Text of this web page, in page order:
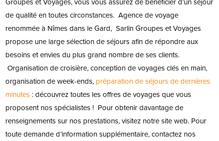
de qualité en toutes circonstances.Agence de voyage
renommée à Nîmes dans le Gard, Sarlin Groupes et Voyages
propose une large sélection de séjours afin de répondre aux
besoins et envies du plus grand nombre de ses clients.
Organisation de croisière, conception de voyages clés en main,
organisation de week-ends, préparation de séjours de dernières
minutes : découvrez toutes les offres de voyages que vous
proposent nos spécialistes ! Pour obtenir davantage de
renseignements sur nos prestations, visitez notre site web. Pour
toute demande d’information supplémentaire, contactez nos